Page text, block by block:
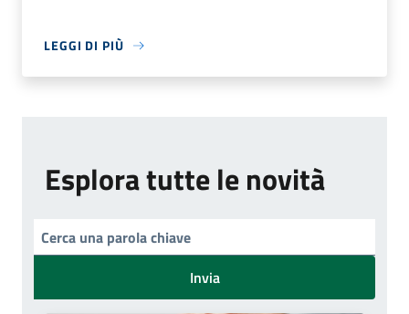
LEGGI DI PIÙ
Esplora tutte le novità
Invia